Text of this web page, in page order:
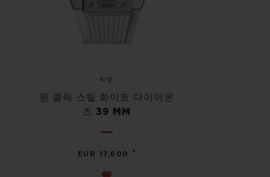
빅뱅
원 클릭 스틸 화이트 다이아몬
즈 39 MM
EUR 17,600 •